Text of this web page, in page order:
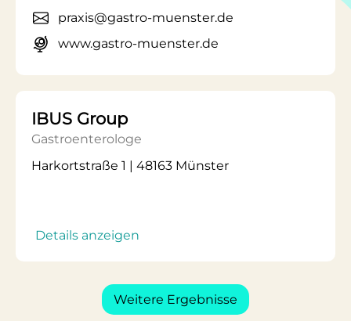
praxis@gastro-muenster.de
www.gastro-muenster.de
IBUS Group
Gastroenterologe
Harkortstraße 1 | 48163 Münster
Details anzeigen
Weitere Ergebnisse